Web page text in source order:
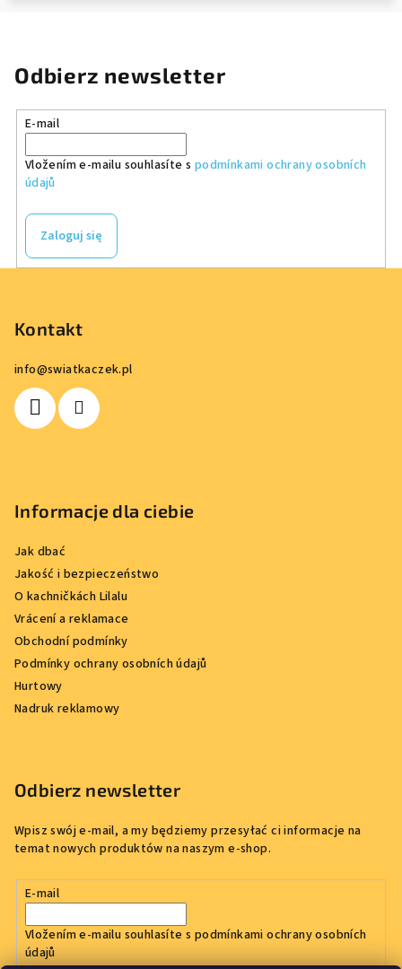
Odbierz newsletter
E-mail
Vložením e-mailu souhlasíte s podmínkami ochrany osobních
údajů
Zaloguj się
Kontakt
info@swiatkaczek.pl
Informacje dla ciebie
Jak dbać
Jakość i bezpieczeństwo
O kachničkách Lilalu
Vrácení a reklamace
Obchodní podmínky
Podmínky ochrany osobních údajů
Hurtowy
Nadruk reklamowy
Odbierz newsletter
Wpisz swój e-mail, a my będziemy przesyłać ci informacje na
temat nowych produktów na naszym e-shop.
E-mail
Vložením e-mailu souhlasíte s podmínkami ochrany osobních
údajů